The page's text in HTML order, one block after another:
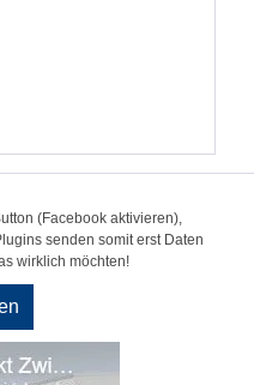
(Facebook aktivieren),
senden somit erst Daten
wirklich möchten!